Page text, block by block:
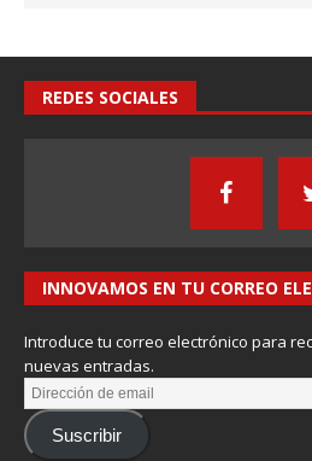
REDES SOCIALES
INNOVAMOS EN TU CORREO
Introduce tu correo electrónico para
nuevas entradas.
Suscribir